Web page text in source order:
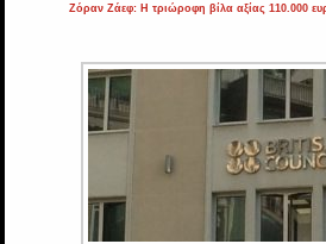
Ζόραν Ζάεφ: Η τριώροφη βίλα αξίας 110.000